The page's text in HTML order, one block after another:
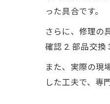
った具合です。
さらに、修理の
確認 2. 部品交換
また、実際の現
した工夫で、専